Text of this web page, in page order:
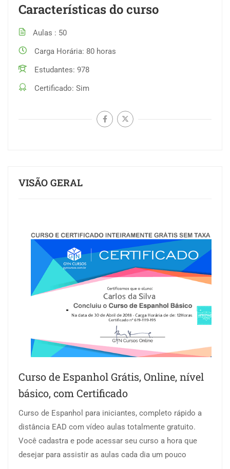
VISÃO GERAL
Curso de Espanhol Grátis, Online, nível
básico, com Certificado
Curso de Espanhol para iniciantes, completo rápido a
distância EAD com vídeo aulas totalmente gratuito.
Você cadastra e pode acessar seu curso a hora que
desejar para assistir as aulas cada dia um pouco
Características do curso
Aulas
50
Carga Horária 80 horas
Estudantes 978
Certificado Sim